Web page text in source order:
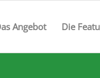
Angebot Die